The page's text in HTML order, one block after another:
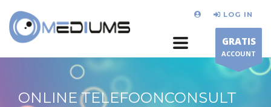
LOG IN
GRATIS
ACCOUNT
ONLINE TELEFOONCONSULT